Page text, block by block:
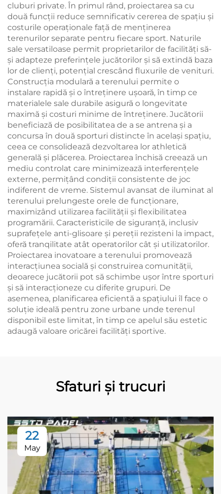
cluburi private. În primul rând, proiectarea sa cu
două funcții reduce semnificativ cererea de spațiu și
costurile operaționale față de menținerea
terenurilor separate pentru fiecare sport. Naturile
sale versatiloase permit proprietarilor de facilități să-
și adapteze preferințele jucătorilor și să extindă baza
lor de clienți, potențial crescând fluxurile de venituri.
Construcția modulară a terenului permite o
instalare rapidă și o întreținere ușoară, în timp ce
materialele sale durabile asigură o longevitate
maximă și costuri minime de întreținere. Jucătorii
beneficiază de posibilitatea de a se antrena și a
concursa în două sporturi distincte în același spațiu,
ceea ce consolidează dezvoltarea lor athletică
generală și plăcerea. Proiectarea închisă creează un
mediu controlat care minimizează interferențele
externe, permițând condiții consistente de joc
indiferent de vreme. Sistemul avansat de iluminat al
terenului prelungeste orele de funcționare,
maximizând utilizarea facilității și flexibilitatea
programării. Caracteristicile de siguranță, inclusiv
suprafețele anti-glisoare și pereții rezisteni la impact,
oferă tranqilitate atât operatorilor cât și utilizatorilor.
Proiectarea inovatoare a terenului promovează
interacțiunea socială și construirea comunității,
deoarece jucătorii pot să schimbe ușor între sporturi
și să interacționeze cu diferite grupuri. De
asemenea, planificarea eficientă a spațiului îl face o
soluție ideală pentru zone urbane unde terenul
disponibil este limitat, în timp ce apelul său estetic
adaugă valoare oricărei facilități sportive.
Sfaturi și trucuri
22
May